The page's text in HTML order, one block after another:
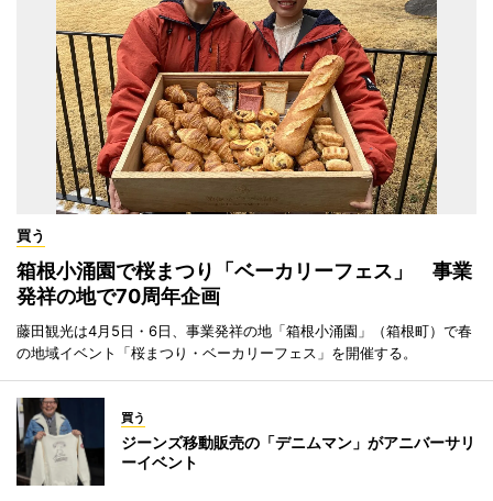
買う
箱根小涌園で桜まつり「ベーカリーフェス」 事業
発祥の地で70周年企画
藤田観光は4月5日・6日、事業発祥の地「箱根小涌園」（箱根町）で春
の地域イベント「桜まつり・ベーカリーフェス」を開催する。
買う
ジーンズ移動販売の「デニムマン」がアニバーサリ
ーイベント